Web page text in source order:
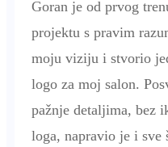
Goran je od prvog
projektu s pravim
moju viziju i stvorio
logo za moj salon.
pažnje detaljima, bez
loga, napravio je i sve